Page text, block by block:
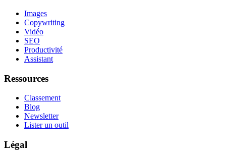
Images
Copywriting
Vidéo
SEO
Productivité
Assistant
Ressources
Classement
Blog
Newsletter
Lister un outil
Légal